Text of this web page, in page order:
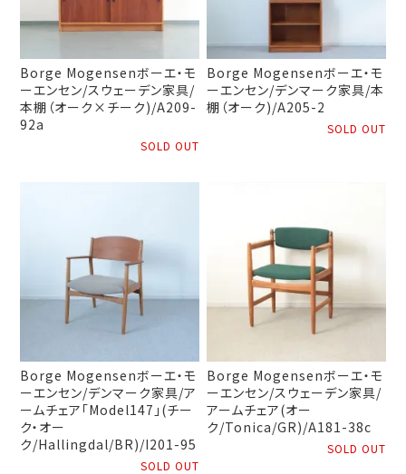
Borge Mogensenボーエ・モ
ーエンセン/スウェーデン家具/
本棚（オーク×チーク)/A209-
92a
SOLD OUT
Borge Mogensenボーエ・モ
ーエンセン/デンマーク家具/本
棚（オーク)/A205-2
SOLD OUT
Borge Mogensenボーエ・モ
ーエンセン/デンマーク家具/ア
ームチェア「Model147」(チー
ク・オー
ク/Hallingdal/BR)/I201-95
SOLD OUT
Borge Mogensenボーエ・モ
ーエンセン/スウェーデン家具/
アームチェア(オー
ク/Tonica/GR)/A181-38c
SOLD OUT